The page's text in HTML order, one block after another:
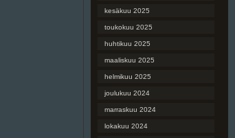
kesäkuu 2025
toukokuu 2025
huhtikuu 2025
maaliskuu 2025
helmikuu 2025
joulukuu 2024
marraskuu 2024
lokakuu 2024